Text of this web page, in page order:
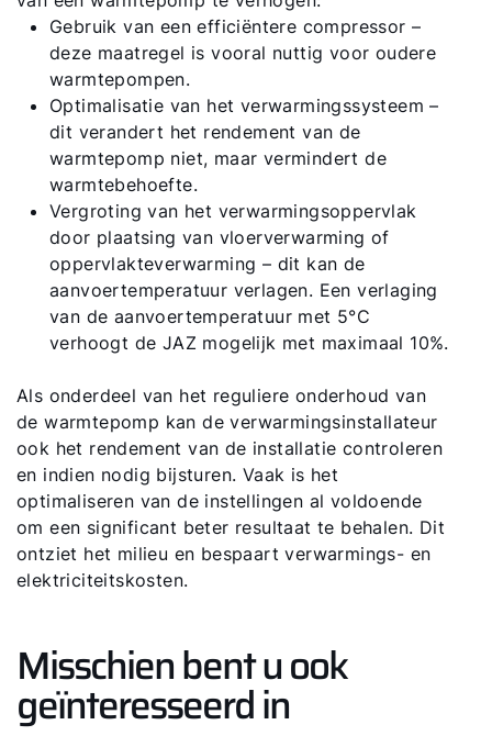
Gebruik van een efficiëntere compressor –
deze maatregel is vooral nuttig voor oudere
warmtepompen.
Optimalisatie van het verwarmingssysteem –
dit verandert het rendement van de
warmtepomp niet, maar vermindert de
warmtebehoefte.
Vergroting van het verwarmingsoppervlak
door plaatsing van vloerverwarming of
oppervlakteverwarming – dit kan de
aanvoertemperatuur verlagen. Een verlaging
van de aanvoertemperatuur met 5°C
verhoogt de JAZ mogelijk met maximaal 10%.
Als onderdeel van het reguliere onderhoud van
de warmtepomp kan de verwarmingsinstallateur
ook het rendement van de installatie controleren
en indien nodig bijsturen. Vaak is het
optimaliseren van de instellingen al voldoende
om een ​​significant beter resultaat te behalen. Dit
ontziet het milieu en bespaart verwarmings- en
elektriciteitskosten.
Misschien bent u ook
geïnteresseerd in